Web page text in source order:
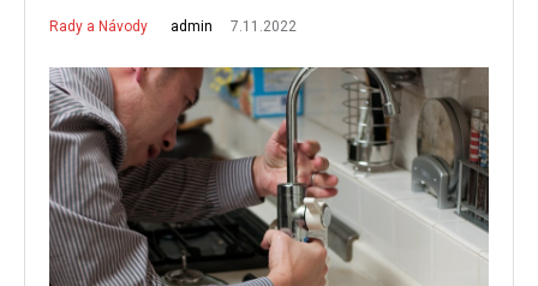
Rady a Návody admin 7.11.2022